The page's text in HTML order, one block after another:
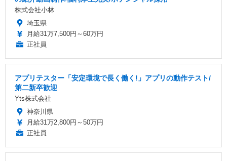
株式会社小林
埼玉県
月給31万7,500円～60万円
正社員
アプリテスター「安定環境で長く働く!」アプリの動作テスト/
第二新卒歓迎
Yts株式会社
神奈川県
月給31万2,800円～50万円
正社員